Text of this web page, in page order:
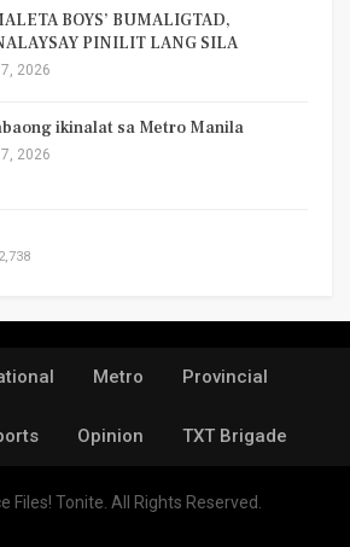
BOYS’ BUMALIGTAD,
PINILIT LANG SILA
2026
ikinalat sa Metro Manila
2026
Metro Provincial
Opinion TXT Brigade
Files! Tonite. All Rights Reserved.